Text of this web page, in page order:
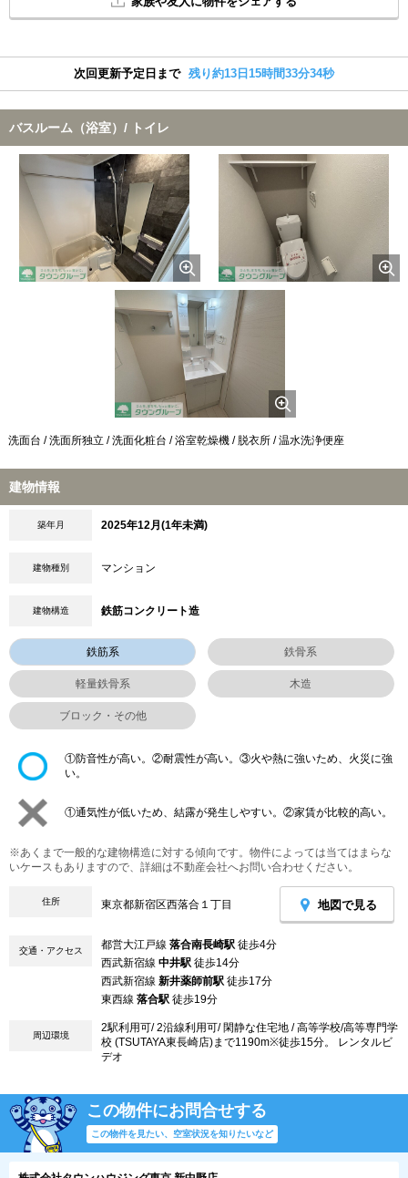
次回更新予定日まで 残り約13日15時間33分34秒
バスルーム（浴室）/ トイレ
洗面台 / 洗面所独立 / 洗面化粧台 / 浴室乾燥機 / 脱衣所 / 温水洗浄便座
建物情報
築年月 2025年12月(1年未満)
建物種別 マンション
建物構造 鉄筋コンクリート造
鉄筋系 鉄骨系
軽量鉄骨系 木造
ブロック・その他
①防音性が高い。②耐震性が高い。③火や熱に強いため、火災に強
い。
①通気性が低いため、結露が発生しやすい。②家賃が比較的高い。
※あくまで一般的な建物構造に対する傾向です。物件によっては当てはまらな
いケースもありますので、詳細は不動産会社へお問い合わせください。
住所 東京都新宿区西落合１丁目 地図で見る
交通・アクセス 都営大江戸線 落合南長崎駅 徒歩4分
西武新宿線 中井駅 徒歩14分
西武新宿線 新井薬師前駅 徒歩17分
東西線 落合駅 徒歩19分
周辺環境
2駅利用可/ 2沿線利用可/ 閑静な住宅地 / 高等学校/高等専門学
校 (TSUTAYA東長崎店)まで1190m※徒歩15分。 レンタルビ
デオ
この物件にお問合せする
この物件を見たい、空室状況を知りたいなど